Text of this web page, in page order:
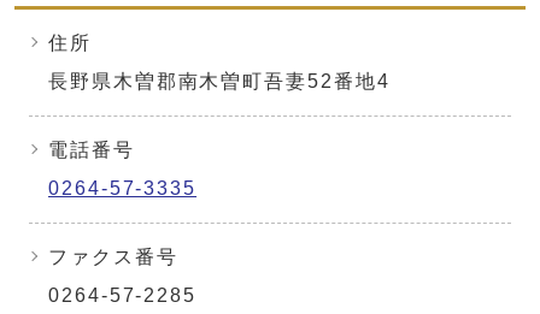
住所
長野県木曽郡南木曽町吾妻52番地4
電話番号
0264-57-3335
ファクス番号
0264-57-2285